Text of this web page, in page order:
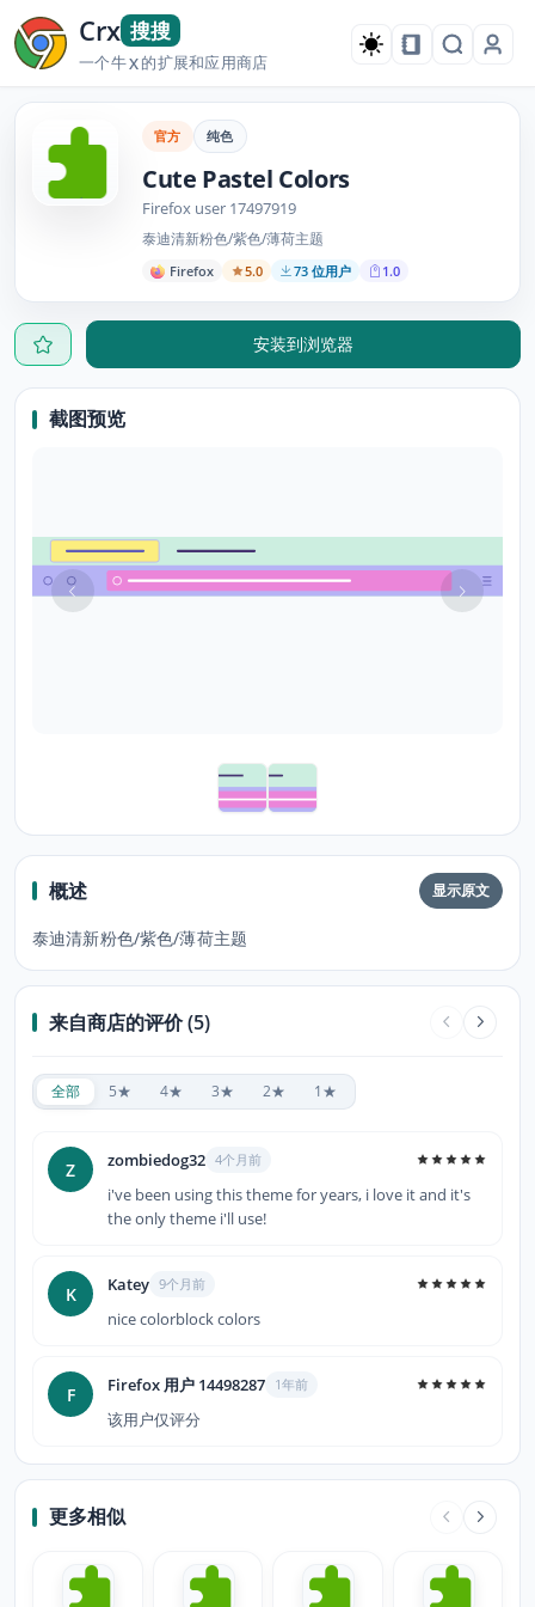
Crx 搜搜
一个牛X的扩展和应用商店
官方 纯色
Cute Pastel Colors
Firefox user 17497919
泰迪清新粉色/紫色/薄荷主题
Firefox 5.0 73 位用户 1.0
安装到浏览器
截图预览
概述 显示原文
泰迪清新粉色/紫色/薄荷主题
来自商店的评价 (5)
全部 5★ 4★ 3★ 2★ 1★
Z zombiedog32 4个月前
i've been using this theme for years, i love it and it's
the only theme i'll use!
K Katey 9个月前
nice colorblock colors
F Firefox 用户 14498287 1年前
该用户仅评分
更多相似